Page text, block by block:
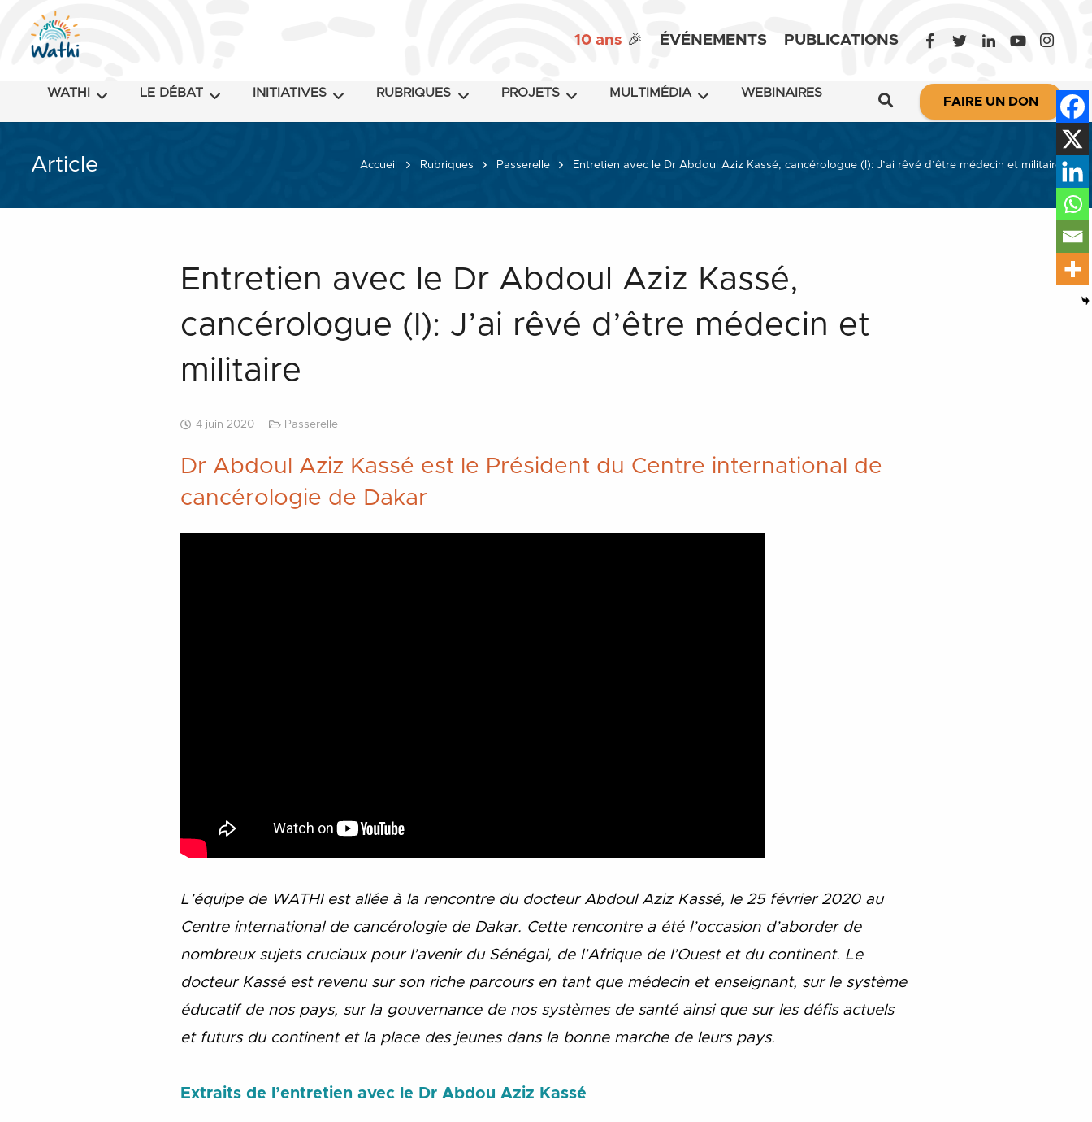
10 ans 🎉 ÉVÉNEMENTS PUBLICATIONS
WATHI LE DÉBAT INITIATIVES RUBRIQUES PROJETS MULTIMÉDIA WEBINAIRES
FAIRE UN DON
Article Accueil Rubriques Passerelle Entretien avec le Dr Abdoul Aziz Kassé, cancérologue (I): J’ai rêvé d’être médecin et militaire
Entretien avec le Dr Abdoul Aziz Kassé,
cancérologue (I): J’ai rêvé d’être médecin et
militaire
4 juin 2020 Passerelle
Dr Abdoul Aziz Kassé est le Président du Centre international de
cancérologie de Dakar
L’équipe de WATHI est allée à la rencontre du docteur Abdoul Aziz Kassé, le 25 février 2020 au
Centre international de cancérologie de Dakar. Cette rencontre a été l’occasion d’aborder de
nombreux sujets cruciaux pour l’avenir du Sénégal, de l’Afrique de l’Ouest et du continent. Le
docteur Kassé est revenu sur son riche parcours en tant que médecin et enseignant, sur le système
éducatif de nos pays, sur la gouvernance de nos systèmes de santé ainsi que sur les défis actuels
et futurs du continent et la place des jeunes dans la bonne marche de leurs pays.
Extraits de l’entretien avec le Dr Abdou Aziz Kassé